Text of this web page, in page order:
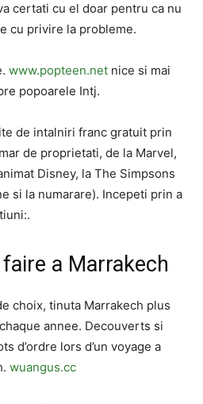
certati cu el doar pentru ca nu
cu privire la probleme.
www.popteen.net nice si mai
popoarele Intj.
de intalniri franc gratuit prin
de proprietati, de la Marvel,
Disney, la The Simpsons
si la numarare). Incepeti prin a
a Marrakech
choix, tinuta Marrakech plus
annee. Decouverts si
d’ordre lors d’un voyage a
wuangus.cc